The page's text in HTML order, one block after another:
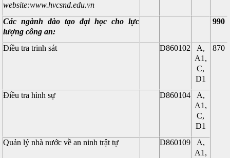
website:www.hvcsnd.edu.vn
Các ngành đào tạo đại học cho lực
lượng công an:
990
Điều tra trinh sát D860102
A,
A1,
C,
D1
870
Điều tra hình sự D860104
A,
A1,
C,
D1
Quản lý nhà nước về an ninh trật tự
D860109
A,
A1,